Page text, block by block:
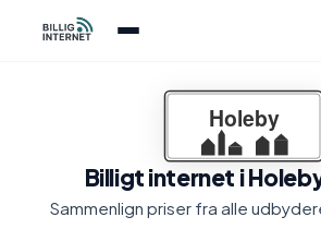
Billigt internet i
Sammenlign priser fra alle